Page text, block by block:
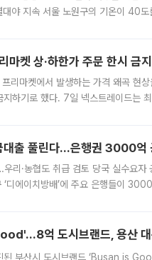
대야 지속 서울 노원구의 기온이 40
마켓 상·하한가 주문 한시 금지
리마켓에서 발생하는 가격 왜곡 현
지하기로 했다. 7일 넥스트레이드는
대출 풀린다…은행권 3000억
리·농협도 취급 검토 당국 실수요
디에이치방배’에 주요 은행들이
억 도시브랜드, 용산 대
된 부산시 도시브랜드 ‘Busan is